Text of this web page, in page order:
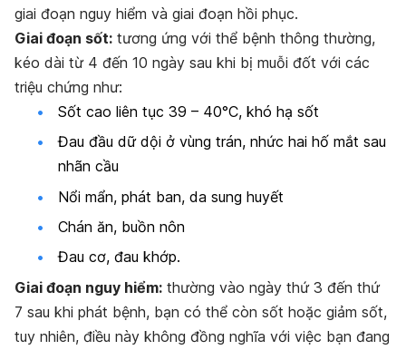
giai đoạn nguy hiểm và giai đoạn hồi phục.
Giai đoạn sốt: tương ứng với thể bệnh thông thường,
kéo dài từ 4 đến 10 ngày sau khi bị muỗi đốt với các
triệu chứng như:
Sốt cao liên tục 39 – 40°C, khó hạ sốt
Đau đầu dữ dội ở vùng trán, nhức hai hố mắt sau
nhãn cầu
Nổi mẩn, phát ban, da sung huyết
Chán ăn, buồn nôn
Đau cơ, đau khớp.
Giai đoạn nguy hiểm: thường vào ngày thứ 3 đến thứ
7 sau khi phát bệnh, bạn có thể còn sốt hoặc giảm sốt,
tuy nhiên, điều này không đồng nghĩa với việc bạn đang